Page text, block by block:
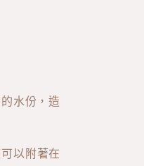
水份，造
以附著在